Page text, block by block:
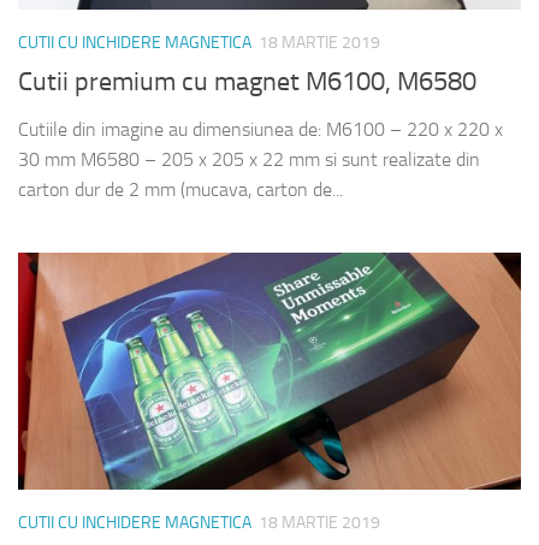
CUTII CU INCHIDERE MAGNETICA 18 MARTIE 2019
Cutii premium cu magnet M6100, M6580
Cutiile din imagine au dimensiunea de: M6100 – 220 x 220 x
30 mm M6580 – 205 x 205 x 22 mm si sunt realizate din
carton dur de 2 mm (mucava, carton de...
CUTII CU INCHIDERE MAGNETICA 18 MARTIE 2019